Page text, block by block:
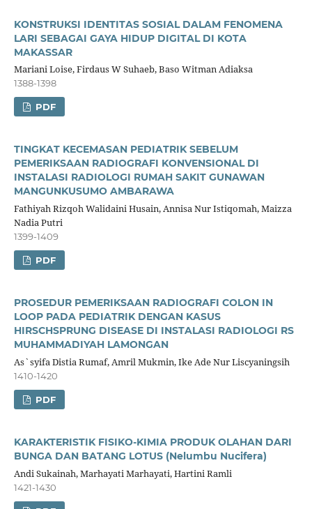
KONSTRUKSI IDENTITAS SOSIAL DALAM FENOMENA
LARI SEBAGAI GAYA HIDUP DIGITAL DI KOTA
MAKASSAR
Mariani Loise, Firdaus W Suhaeb, Baso Witman Adiaksa
1388-1398
PDF
TINGKAT KECEMASAN PEDIATRIK SEBELUM
PEMERIKSAAN RADIOGRAFI KONVENSIONAL DI
INSTALASI RADIOLOGI RUMAH SAKIT GUNAWAN
MANGUNKUSUMO AMBARAWA
Fathiyah Rizqoh Walidaini Husain, Annisa Nur Istiqomah, Maizza
Nadia Putri
1399-1409
PDF
PROSEDUR PEMERIKSAAN RADIOGRAFI COLON IN
LOOP PADA PEDIATRIK DENGAN KASUS
HIRSCHSPRUNG DISEASE DI INSTALASI RADIOLOGI RS
MUHAMMADIYAH LAMONGAN
As`syifa Distia Rumaf, Amril Mukmin, Ike Ade Nur Liscyaningsih
1410-1420
PDF
KARAKTERISTIK FISIKO-KIMIA PRODUK OLAHAN DARI
BUNGA DAN BATANG LOTUS (Nelumbu Nucifera)
Andi Sukainah, Marhayati Marhayati, Hartini Ramli
1421-1430